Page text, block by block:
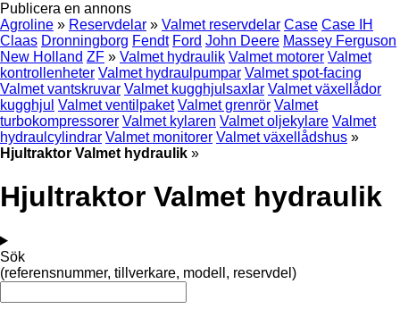
Publicera en annons
Agroline » Reservdelar » Valmet reservdelar Case Case IH
Claas Dronningborg Fendt Ford John Deere Massey Ferguson
New Holland ZF » Valmet hydraulik Valmet motorer Valmet
kontrollenheter Valmet hydraulpumpar Valmet spot-facing
Valmet vantskruvar Valmet kugghjulsaxlar Valmet växellådor
kugghjul Valmet ventilpaket Valmet grenrör Valmet
turbokompressorer Valmet kylaren Valmet oljekylare Valmet
hydraulcylindrar Valmet monitorer Valmet växellådshus »
Hjultraktor Valmet hydraulik »
Hjultraktor Valmet hydraulik
Sök
(referensnummer, tillverkare, modell, reservdel)